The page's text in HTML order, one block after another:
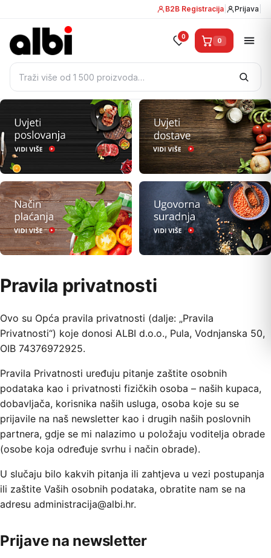
B2B Registracija Prijava
Pretraži:
0 0
Pravila privatnosti
Ovo su Opća pravila privatnosti (dalje: „Pravila
Privatnosti“) koje donosi ALBI d.o.o., Pula, Vodnjanska 50,
OIB 74376972925.
Pravila Privatnosti uređuju pitanje zaštite osobnih
podataka kao i privatnosti fizičkih osoba – naših kupaca,
dobavljača, korisnika naših usluga, osoba koje su se
prijavile na naš newsletter kao i drugih naših poslovnih
partnera, gdje se mi nalazimo u položaju voditelja obrade
(osobe koja određuje svrhu i način obrade).
U slučaju bilo kakvih pitanja ili zahtjeva u vezi postupanja
ili zaštite Vaših osobnih podataka, obratite nam se na
adresu administracija@albi.hr.
Prijave na newsletter